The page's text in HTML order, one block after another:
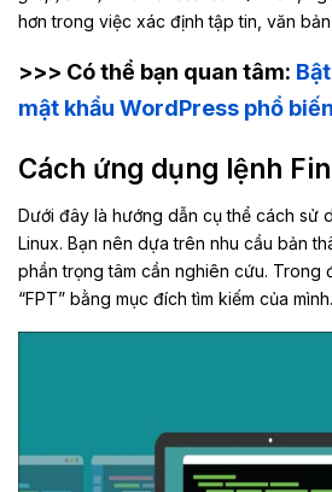
hơn trong việc xác định tập tin, văn
>>> Có thể bạn quan tâm:
mật khẩu WordPress phổ
Cách ứng dụng lệnh
Dưới đây là hướng dẫn cụ thể cách sử
Linux. Bạn nên dựa trên nhu cầu bản
phần trọng tâm cần nghiên cứu. Trong
“FPT” bằng mục đích tìm kiếm của mình.